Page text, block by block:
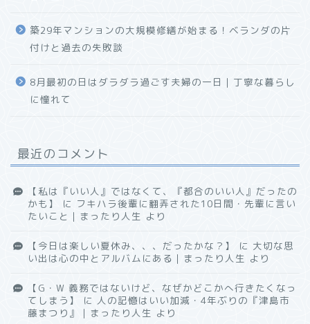
築29年マンションの大規模修繕が始まる！ベランダの片
付けと過去の失敗談
8月最初の日はダラダラ過ごす夫婦の一日｜丁寧な暮らし
に憧れて
最近のコメント
【私は『いい人』ではなくて、『都合のいい人』だったの
かも】
に フキハラ後輩に翻弄された10日間・先輩に言い
たいこと｜まったり人生 より
【今日は楽しい夏休み、、、だったかな？】 に 大切な思
い出は心の中とアルバムにある｜まったり人生 より
【G・W 義務ではないけど、なぜかどこかへ行きたくなっ
てしまう】
に 人の記憶はいい加減・4年ぶりの『津島市
藤まつり』｜まったり人生 より